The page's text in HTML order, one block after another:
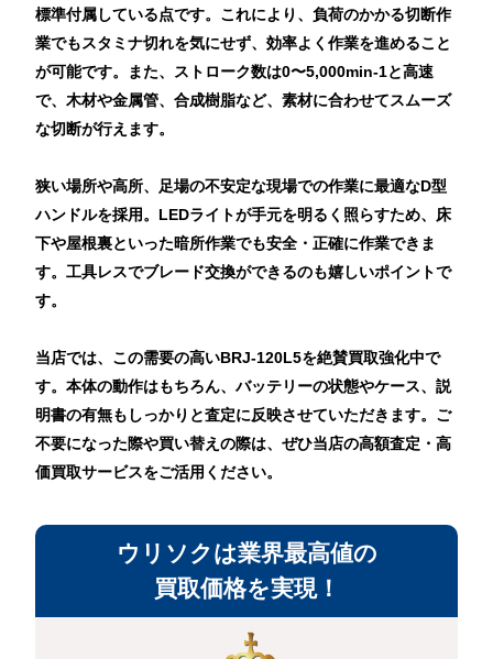
標準付属している点です。これにより、負荷のかかる切断作
業でもスタミナ切れを気にせず、効率よく作業を進めること
が可能です。また、ストローク数は0〜5,000min-1と高速
で、木材や金属管、合成樹脂など、素材に合わせてスムーズ
な切断が行えます。
狭い場所や高所、足場の不安定な現場での作業に最適なD型
ハンドルを採用。LEDライトが手元を明るく照らすため、床
下や屋根裏といった暗所作業でも安全・正確に作業できま
す。工具レスでブレード交換ができるのも嬉しいポイントで
す。
当店では、この需要の高いBRJ-120L5を絶賛買取強化中で
す。本体の動作はもちろん、バッテリーの状態やケース、説
明書の有無もしっかりと査定に反映させていただきます。ご
不要になった際や買い替えの際は、ぜひ当店の高額査定・高
価買取サービスをご活用ください。
ウリソクは業界最高値の
買取価格を実現！